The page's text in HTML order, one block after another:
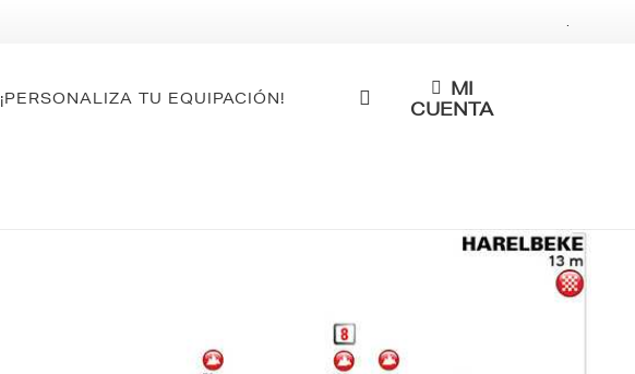
.
¡PERSONALIZA TU EQUIPACIÓN!
MI
CUENTA